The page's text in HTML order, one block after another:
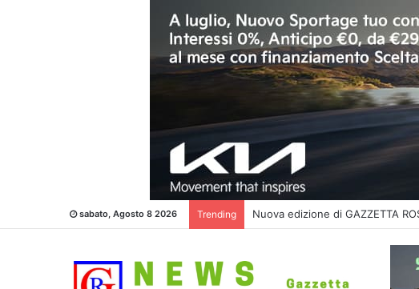
sabato, Agosto 8 2026 Trending Nuova edizione di GAZZETTA